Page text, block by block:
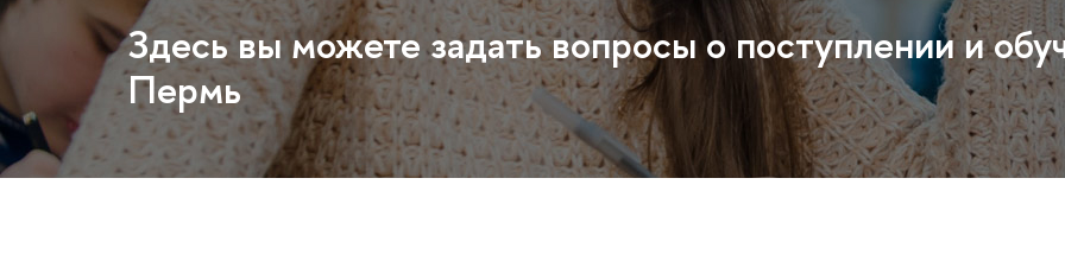
Здесь вы можете задать вопросы о поступлении и
Пермь